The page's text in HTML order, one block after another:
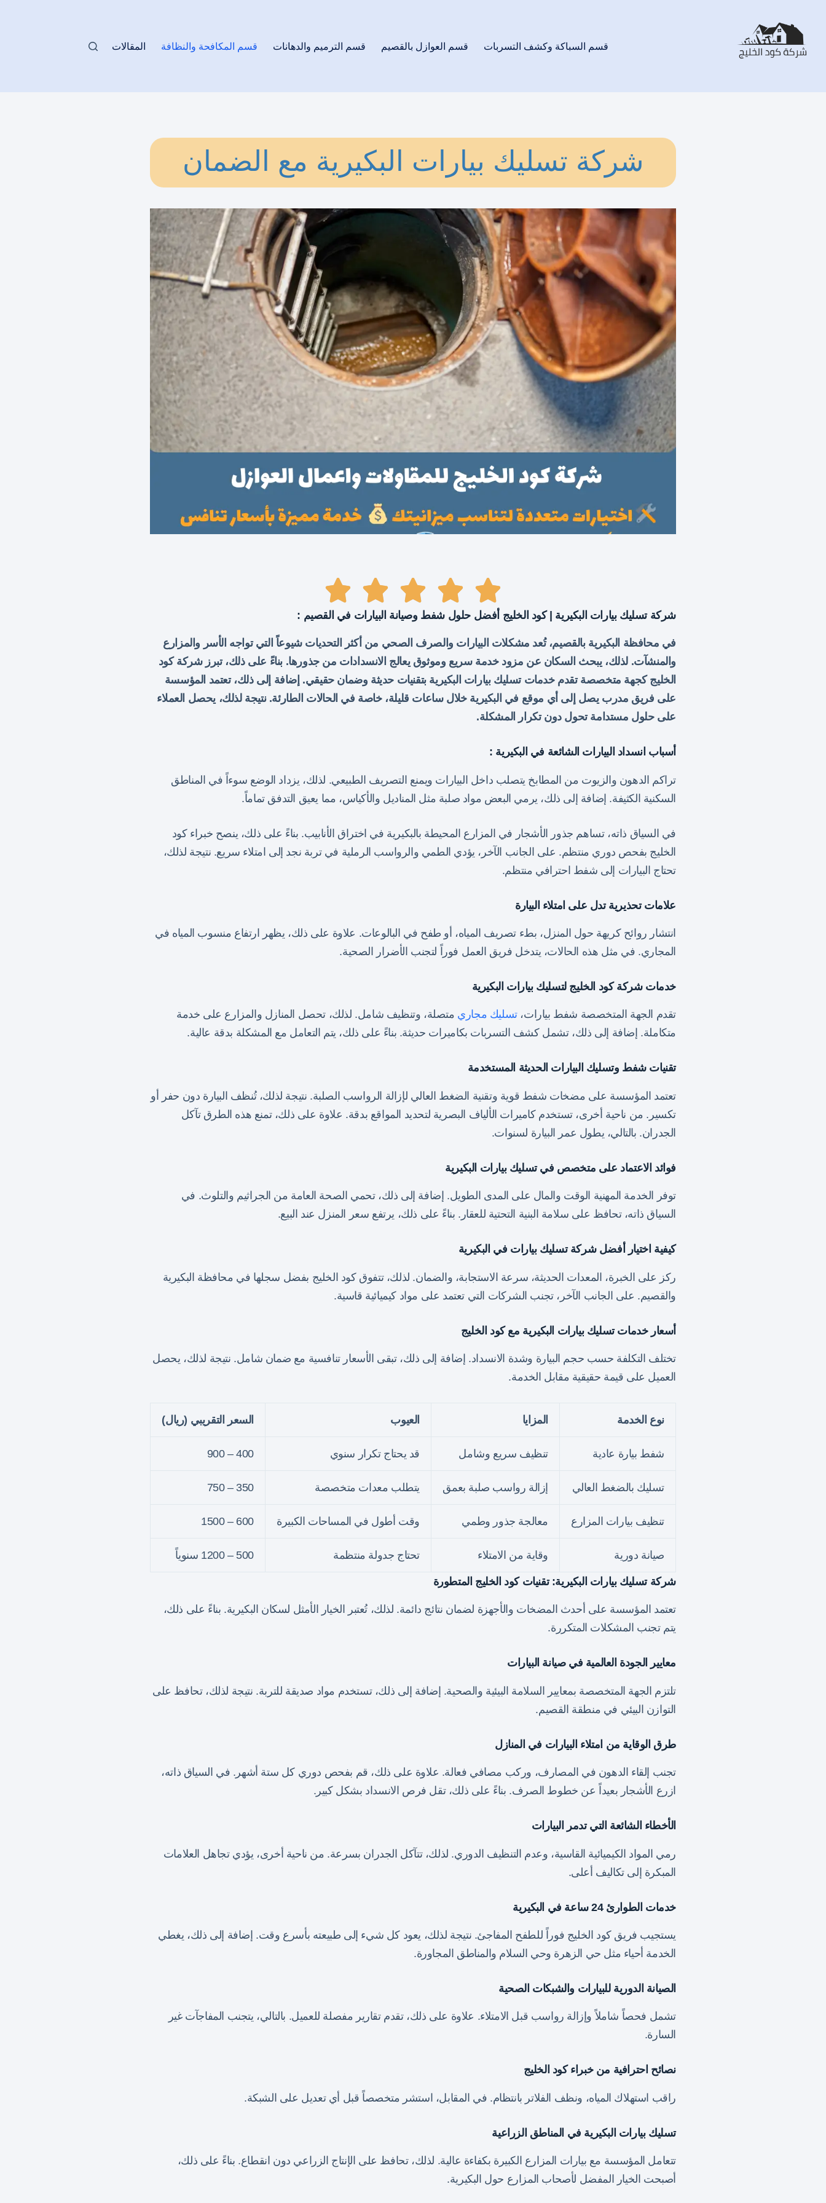
قسم السباكة وكشف التسربات قسم العوازل بالقصيم قسم الترميم والدهانات قسم المكافحة والنظافة المقالات
شركة تسليك بيارات البكيرية مع الضمان
شركة تسليك بيارات البكيرية | كود الخليج أفضل حلول شفط وصيانة البيارات في القصيم :
في محافظة البكيرية بالقصيم، تُعد مشكلات البيارات والصرف الصحي من أكثر التحديات شيوعاً التي تواجه الأسر والمزارع
والمنشآت. لذلك، يبحث السكان عن مزود خدمة سريع وموثوق يعالج الانسدادات من جذورها. بناءً على ذلك، تبرز شركة كود
الخليج كجهة متخصصة تقدم خدمات تسليك بيارات البكيرية بتقنيات حديثة وضمان حقيقي. إضافة إلى ذلك، تعتمد المؤسسة
على فريق مدرب يصل إلى أي موقع في البكيرية خلال ساعات قليلة، خاصة في الحالات الطارئة. نتيجة لذلك، يحصل العملاء
على حلول مستدامة تحول دون تكرار المشكلة.
أسباب انسداد البيارات الشائعة في البكيرية :
تراكم الدهون والزيوت من المطابخ يتصلب داخل البيارات ويمنع التصريف الطبيعي. لذلك، يزداد الوضع سوءاً في المناطق
السكنية الكثيفة. إضافة إلى ذلك، يرمي البعض مواد صلبة مثل المناديل والأكياس، مما يعيق التدفق تماماً.
في السياق ذاته، تساهم جذور الأشجار في المزارع المحيطة بالبكيرية في اختراق الأنابيب. بناءً على ذلك، ينصح خبراء كود
الخليج بفحص دوري منتظم. على الجانب الآخر، يؤدي الطمي والرواسب الرملية في تربة نجد إلى امتلاء سريع. نتيجة لذلك،
تحتاج البيارات إلى شفط احترافي منتظم.
علامات تحذيرية تدل على امتلاء البيارة
انتشار روائح كريهة حول المنزل، بطء تصريف المياه، أو طفح في البالوعات. علاوة على ذلك، يظهر ارتفاع منسوب المياه في
المجاري. في مثل هذه الحالات، يتدخل فريق العمل فوراً لتجنب الأضرار الصحية.
خدمات شركة كود الخليج لتسليك بيارات البكيرية
تقدم الجهة المتخصصة شفط بيارات،تسليك مجاري متصلة، وتنظيف شامل. لذلك، تحصل المنازل والمزارع على خدمة
متكاملة. إضافة إلى ذلك، تشمل كشف التسربات بكاميرات حديثة. بناءً على ذلك، يتم التعامل مع المشكلة بدقة عالية.
تقنيات شفط وتسليك البيارات الحديثة المستخدمة
تعتمد المؤسسة على مضخات شفط قوية وتقنية الضغط العالي لإزالة الرواسب الصلبة. نتيجة لذلك، تُنظف البيارة دون حفر أو
تكسير. من ناحية أخرى، تستخدم كاميرات الألياف البصرية لتحديد المواقع بدقة. علاوة على ذلك، تمنع هذه الطرق تآكل
الجدران. بالتالي، يطول عمر البيارة لسنوات.
فوائد الاعتماد على متخصص في تسليك بيارات البكيرية
توفر الخدمة المهنية الوقت والمال على المدى الطويل. إضافة إلى ذلك، تحمي الصحة العامة من الجراثيم والتلوث. في
السياق ذاته، تحافظ على سلامة البنية التحتية للعقار. بناءً على ذلك، يرتفع سعر المنزل عند البيع.
كيفية اختيار أفضل شركة تسليك بيارات في البكيرية
ركز على الخبرة، المعدات الحديثة، سرعة الاستجابة، والضمان. لذلك، تتفوق كود الخليج بفضل سجلها في محافظة البكيرية
والقصيم. على الجانب الآخر، تجنب الشركات التي تعتمد على مواد كيميائية قاسية.
أسعار خدمات تسليك بيارات البكيرية مع كود الخليج
تختلف التكلفة حسب حجم البيارة وشدة الانسداد. إضافة إلى ذلك، تبقى الأسعار تنافسية مع ضمان شامل. نتيجة لذلك، يحصل
العميل على قيمة حقيقية مقابل الخدمة.
نوع الخدمة المزايا العيوب السعر التقريبي (ريال)
شفط بيارة عادية تنظيف سريع وشامل قد يحتاج تكرار سنوي 400 – 900
تسليك بالضغط العالي إزالة رواسب صلبة بعمق يتطلب معدات متخصصة 350 – 750
تنظيف بيارات المزارع معالجة جذور وطمي وقت أطول في المساحات الكبيرة 600 – 1500
صيانة دورية وقاية من الامتلاء تحتاج جدولة منتظمة 500 – 1200 سنوياً
شركة تسليك بيارات البكيرية: تقنيات كود الخليج المتطورة
تعتمد المؤسسة على أحدث المضخات والأجهزة لضمان نتائج دائمة. لذلك، تُعتبر الخيار الأمثل لسكان البكيرية. بناءً على ذلك،
يتم تجنب المشكلات المتكررة.
معايير الجودة العالمية في صيانة البيارات
تلتزم الجهة المتخصصة بمعايير السلامة البيئية والصحية. إضافة إلى ذلك، تستخدم مواد صديقة للتربة. نتيجة لذلك، تحافظ على
التوازن البيئي في منطقة القصيم.
طرق الوقاية من امتلاء البيارات في المنازل
تجنب إلقاء الدهون في المصارف، وركب مصافي فعالة. علاوة على ذلك، قم بفحص دوري كل ستة أشهر. في السياق ذاته،
ازرع الأشجار بعيداً عن خطوط الصرف. بناءً على ذلك، تقل فرص الانسداد بشكل كبير.
الأخطاء الشائعة التي تدمر البيارات
رمي المواد الكيميائية القاسية، وعدم التنظيف الدوري. لذلك، تتآكل الجدران بسرعة. من ناحية أخرى، يؤدي تجاهل العلامات
المبكرة إلى تكاليف أعلى.
خدمات الطوارئ 24 ساعة في البكيرية
يستجيب فريق كود الخليج فوراً للطفح المفاجئ. نتيجة لذلك، يعود كل شيء إلى طبيعته بأسرع وقت. إضافة إلى ذلك، يغطي
الخدمة أحياء مثل حي الزهرة وحي السلام والمناطق المجاورة.
الصيانة الدورية للبيارات والشبكات الصحية
تشمل فحصاً شاملاً وإزالة رواسب قبل الامتلاء. علاوة على ذلك، تقدم تقارير مفصلة للعميل. بالتالي، يتجنب المفاجآت غير
السارة.
نصائح احترافية من خبراء كود الخليج
راقب استهلاك المياه، ونظف الفلاتر بانتظام. في المقابل، استشر متخصصاً قبل أي تعديل على الشبكة.
تسليك بيارات البكيرية في المناطق الزراعية
تتعامل المؤسسة مع بيارات المزارع الكبيرة بكفاءة عالية. لذلك، تحافظ على الإنتاج الزراعي دون انقطاع. بناءً على ذلك،
أصبحت الخيار المفضل لأصحاب المزارع حول البكيرية.